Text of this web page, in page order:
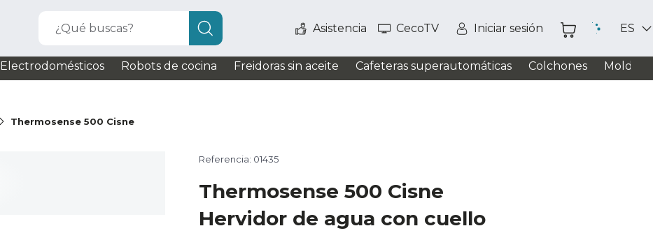
¿Qué buscas? Asistencia CecoTV Iniciar sesión ES
Electrodomésticos Robots de cocina Freidoras sin aceite Cafeteras superautomáticas Colchones
Thermosense 500 Cisne
Referencia: 01435
Thermosense 500 Cisne
Hervidor de agua con cuello